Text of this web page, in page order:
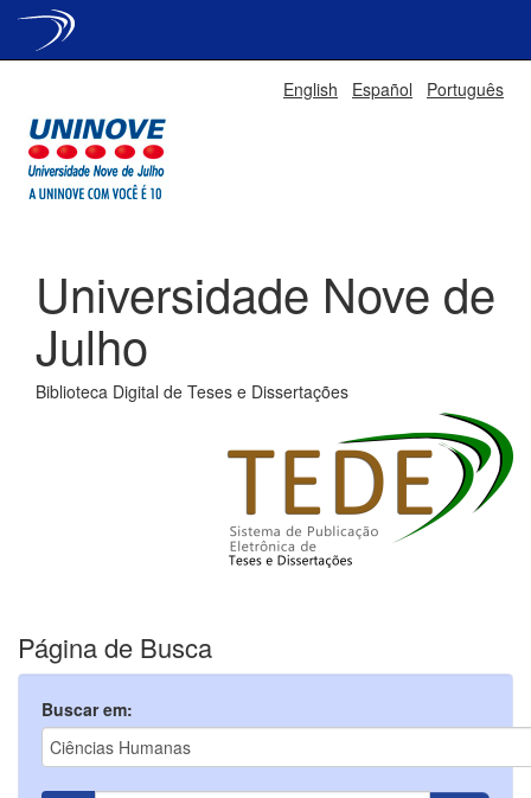
English Español Português
Universidade Nove de
Julho
Biblioteca Digital de Teses e Dissertações
Página de Busca
Buscar em: